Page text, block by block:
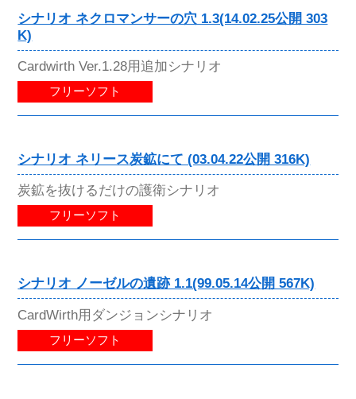
シナリオ ネクロマンサーの穴 1.3(14.02.25公開 303
K)
Cardwirth Ver.1.28用追加シナリオ
フリーソフト
シナリオ ネリース炭鉱にて (03.04.22公開 316K)
炭鉱を抜けるだけの護衛シナリオ
フリーソフト
シナリオ ノーゼルの遺跡 1.1(99.05.14公開 567K)
CardWirth用ダンジョンシナリオ
フリーソフト